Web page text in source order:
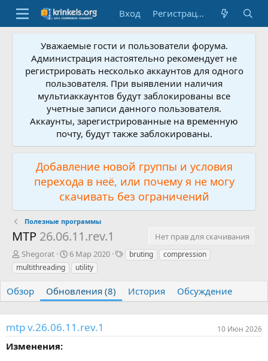
Вход Регистрация
Уважаемые гости и пользователи форума.
Администрация настоятельно рекомендует не
регистрировать несколько аккаунтов для одного
пользователя. При выявлении наличия
мультиаккаунтов будут заблокированы все
учетные записи данного пользователя.
Аккаунты, зарегистрированные на временную
почту, будут также заблокированы.
Добавление новой группы и условия
перехода в неё, или почему я не могу
скачивать без ограничений
Полезные программы
MTP 26.06.11.rev.1
Нет прав для скачивания
А
в
т
р
Shegorat
Д
а
с
д
а
6 Мар 2020
Т bruting
compression
multithreading
utility
Обзор Обновления (8) История Обсуждение
mtp v.26.06.11.rev.1 10 Июн 2026
Изменения: